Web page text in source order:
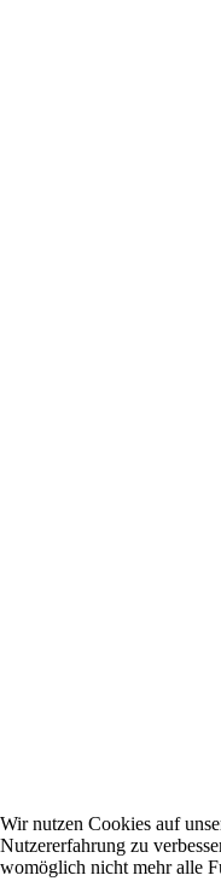
Wir nutzen Cookies auf
Nutzererfahrung zu
womöglich nicht mehr alle